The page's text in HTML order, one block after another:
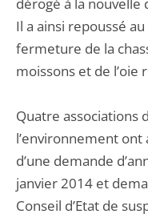
Il a ainsi repoussé
fermeture de la
moissons et de l’oie
Quatre associations
l’environnement ont
d’une demande
janvier 2014 et
Conseil d’Etat de